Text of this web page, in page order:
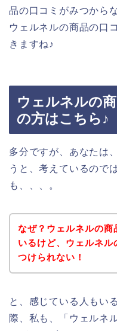
品の口コミがみつから
ウェルネルの商品の口
きますね♪
ウェルネルの
の方はこちら♪
多分ですが、あなたは
うと、考えているので
も、、、。
なぜ？ウェルネルの商
いるけど、ウェルネル
つけられない！
と、感じている人もい
際、私も、「ウェルネ